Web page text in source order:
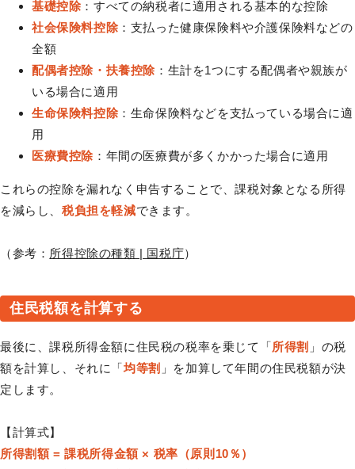
基礎控除 ：すべての納税者に適用される基本的な控除
社会保険料控除 ：支払った健康保険料や介護保険料などの
全額
配偶者控除・扶養控除 ：生計を1つにする配偶者や親族が
いる場合に適用
生命保険料控除 ：生命保険料などを支払っている場合に適
用
医療費控除 ：年間の医療費が多くかかった場合に適用
これらの控除を漏れなく申告することで、課税対象となる所得
を減らし、 税負担を軽減できます。
（参考： 所得控除の種類 | 国税庁）
住民税額を計算する
最後に、課税所得金額に住民税の税率を乗じて「所得割 」の税
額を計算し、それに「均等割 」を加算して年間の住民税額が決
定します。
【計算式】
所得割額 = 課税所得金額 × 税率（原則10％）